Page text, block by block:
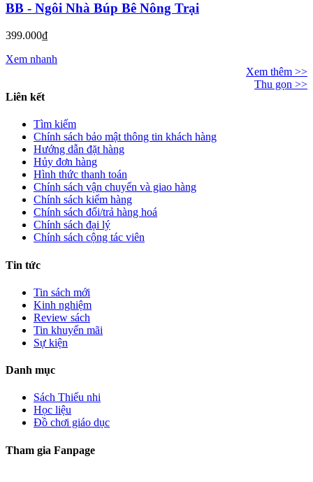
BB - Ngôi Nhà Búp Bê Nông Trại
399.000₫
Xem nhanh
Xem thêm >>
Thu gọn >>
Liên kết
Tìm kiếm
Chính sách bảo mật thông tin khách hàng
Hướng dẫn đặt hàng
Hủy đơn hàng
Hình thức thanh toán
Chính sách vận chuyển và giao hàng
Chính sách kiểm hàng
Chính sách đổi/trả hàng hoá
Chính sách đại lý
Chính sách cộng tác viên
Tin tức
Tin sách mới
Kinh nghiệm
Review sách
Tin khuyến mãi
Sự kiện
Danh mục
Sách Thiếu nhi
Học liệu
Đồ chơi giáo dục
Tham gia Fanpage